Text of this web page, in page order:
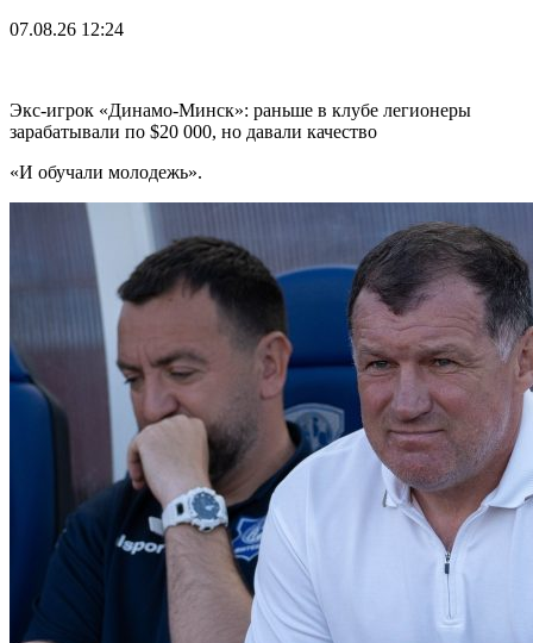
07.08.26 12:24
Экс-игрок «Динамо-Минск»: раньше в клубе легионеры
зарабатывали по $20 000, но давали качество
«И обучали молодежь».